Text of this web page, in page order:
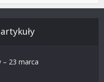
– 23 marca